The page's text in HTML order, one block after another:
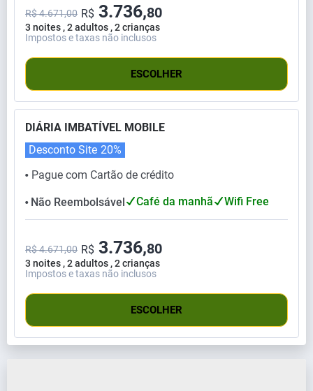
3 noites , 2 adultos , 2 crianças
R$ 4.671,00 R$ 3.736,80
Impostos e taxas não inclusos
ESCOLHER
DIÁRIA IMBATÍVEL MOBILE
⬤ Pague com Cartão de crédito
Desconto Site 20%
⬤ Não Reembolsável Café da manhã Wifi Free
3 noites , 2 adultos , 2 crianças
R$ 4.671,00 R$ 3.736,80
Impostos e taxas não inclusos
ESCOLHER